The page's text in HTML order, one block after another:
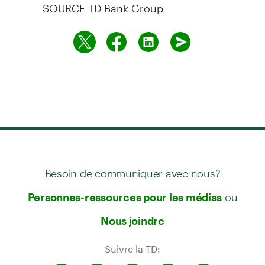
Besoin de communiquer avec nous?
Personnes-ressources pour les médias ou
Nous joindre
Suivre la TD: